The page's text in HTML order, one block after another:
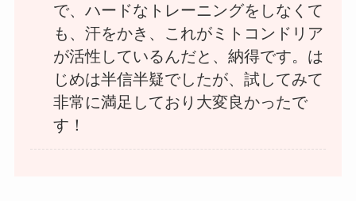
で、ハードなトレーニングをしなくて
も、汗をかき、これがミトコンドリア
が活性しているんだと、納得です。は
じめは半信半疑でしたが、試してみて
非常に満足しており大変良かったで
す！